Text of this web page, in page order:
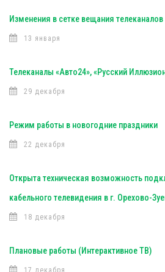
Изменения в сетке вещания телеканалов
13 января
Телеканалы «Авто24», «Русский
29 декабря
Режим работы в новогодние праздники
22 декабря
Открыта техническая возможность
кабельного телевидения в г. Орехово-
18 декабря
Плановые работы (Интерактивное ТВ)
17 декабря